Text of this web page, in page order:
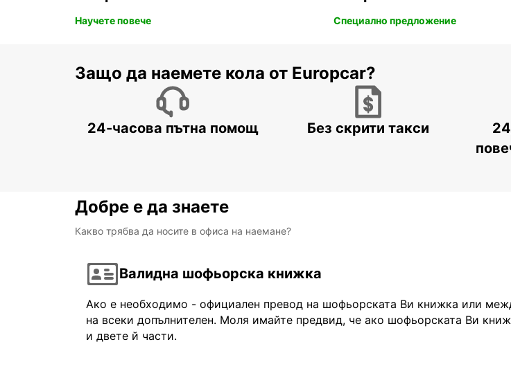
Научете повече Специално предложение
Защо да наемете кола от Europcar?
24-часова пътна помощ Без скрити такси
Добре е да знаете
Какво трябва да носите в офиса на наемане?
Валидна шофьорска книжка
Ако е необходимо - официален превод на шофьорската Ви книжка или
на всеки допълнителен. Моля имайте предвид, че ако шофьорската Ви
и двете й части.